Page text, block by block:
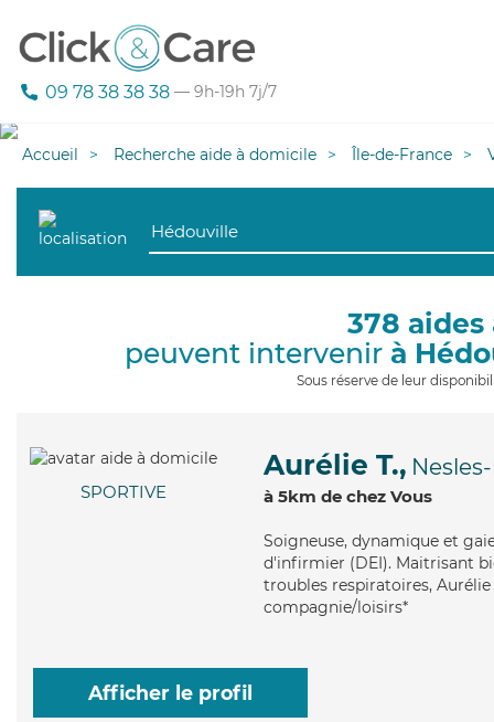
09 78 38 38 38 — 9h-19h 7j/7
Accueil Recherche aide à domicile Île-de-France
378
peuvent intervenir à
Sous réserve de leur
SPORTIVE
Aurélie T.,
à 5km de chez Vous
Soigneuse, dynamique et
d'infirmier (DEI). Maitrisant
troubles respiratoires,
compagnie/loisirs*
Afficher le profil